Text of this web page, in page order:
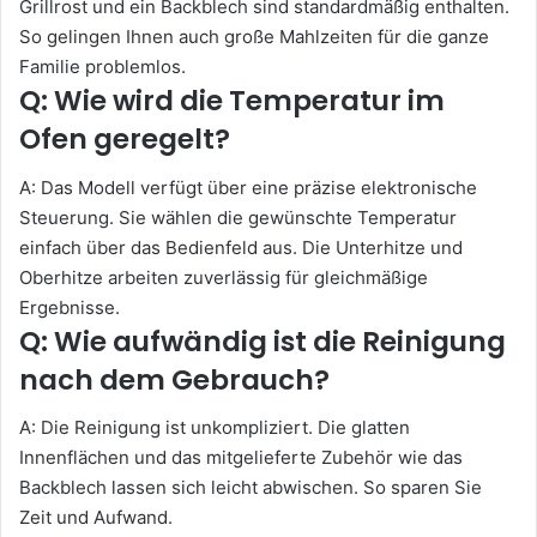
Grillrost und ein Backblech sind standardmäßig enthalten.
So gelingen Ihnen auch große Mahlzeiten für die ganze
Familie problemlos.
Q: Wie wird die Temperatur im
Ofen geregelt?
A: Das Modell verfügt über eine präzise elektronische
Steuerung. Sie wählen die gewünschte Temperatur
einfach über das Bedienfeld aus. Die Unterhitze und
Oberhitze arbeiten zuverlässig für gleichmäßige
Ergebnisse.
Q: Wie aufwändig ist die Reinigung
nach dem Gebrauch?
A: Die Reinigung ist unkompliziert. Die glatten
Innenflächen und das mitgelieferte Zubehör wie das
Backblech lassen sich leicht abwischen. So sparen Sie
Zeit und Aufwand.